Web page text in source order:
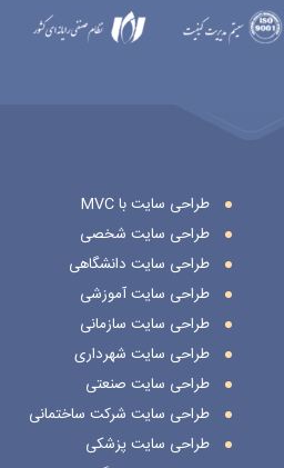
طراحی سایت با MVC
طراحی سایت شخصی
طراحی سایت دانشگاهی
طراحی سایت آموزشی
طراحی سایت سازمانی
طراحی سایت شهرداری
طراحی سایت صنعتی
طراحی سایت شرکت ساختمانی
طراحی سایت پزشکی